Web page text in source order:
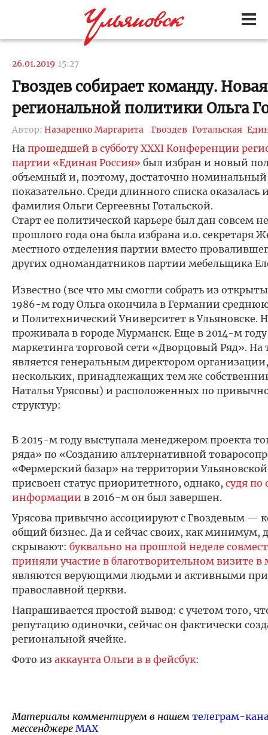
26.01.2019 15:27
Гвоздев собирает команду.
региональной политики Ольга
Автор: Назаренко Маргарита Гвоздев Готальская
На прошедшей в субботу XXXI Конференции
партии «Единая Россия» был избран и новый
объемный и, поэтому, достаточно
показательно. Среди длинного списка
фамилия Ольги Сергеевны Готальской.
Старт ее политической карьере был дан совсем
прошлого года она была избрана и.о. секретаря
местного отделения партии вместо
других одномандатников партии мебельщика
Известно (все что мы смогли собрать из
1986-м году Ольга окончила в Германии
и Политехнический Университет в Ульяновске.
проживала в городе Мурманск. Еще в 2014-м
маркетинга торговой сети «Дворцовый Ряд».
является генеральным директором
нескольких, принадлежащих тем же
Наталья Урясовы) и расположенных по
структур:
В 2015-м году выступала менеджером проекта
ряда» по «Созданию альтернативной
«Фермерский базар» на территории
присвоен статус приоритетного, однако, судя
информации в 2016-м он был завершен.
Урясова привычно ассоциируют с Гвоздевым —
общий бизнес. Да и сейчас своих, как минимум,
скрывают: буквально на прошлой неделе
приняли участие в благотворительном визите
являются верующими людьми и активными
православной церкви.
Напрашивается простой вывод: с учетом того,
репутацию одиночки, сейчас он фактически
региональной ячейке.
Фото из аккаунта Ольги в в фейсбук:
Материалы комментируем в нашем телеграм-
мессенджере MAX